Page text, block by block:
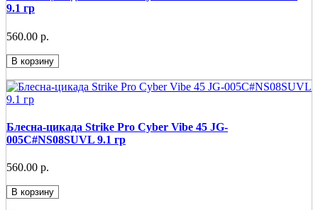
9.1 гр
560.00 р.
В корзину
Блесна-цикада Strike Pro Cyber Vibe 45 JG-
005C#NS08SUVL 9.1 гр
560.00 р.
В корзину